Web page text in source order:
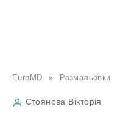
EuroMD » Розмальовки
Стоянова Вікторія